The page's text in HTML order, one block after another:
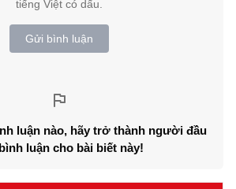
tiếng Việt có dấu.
Gửi bình luận
luận nào, hãy trở thành người đầu
luận cho bài biết này!